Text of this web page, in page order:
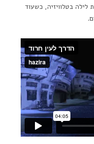
בטלוויזיה, כשעוד